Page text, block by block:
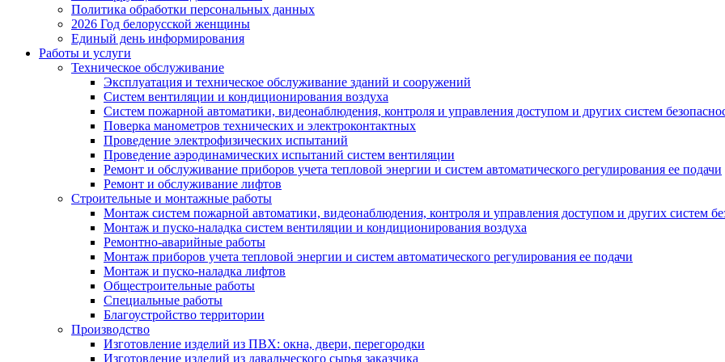
Политика обработки персональных данных
2026 Год белорусской женщины
Единый день информирования
Работы и услуги
Техническое обслуживание
Эксплуатация и техническое обслуживание зданий и сооружений
Систем вентиляции и кондиционирования воздуха
Систем пожарной автоматики, видеонаблюдения, контроля и управления доступом и других систем
Поверка манометров технических и электроконтактных
Проведение электрофизических испытаний
Проведение аэродинамических испытаний систем вентиляции
Ремонт и обслуживание приборов учета тепловой энергии и систем автоматического регулирования ее подачи
Ремонт и обслуживание лифтов
Строительные и монтажные работы
Монтаж систем пожарной автоматики, видеонаблюдения, контроля и управления доступом и других систем
Монтаж и пуско-наладка систем вентиляции и кондиционирования воздуха
Ремонтно-аварийные работы
Монтаж приборов учета тепловой энергии и систем автоматического регулирования ее подачи
Монтаж и пуско-наладка лифтов
Общестроительные работы
Специальные работы
Благоустройство территории
Производство
Изготовление изделий из ПВХ: окна, двери, перегородки
Изготовление изделий из давальческого сырья заказчика